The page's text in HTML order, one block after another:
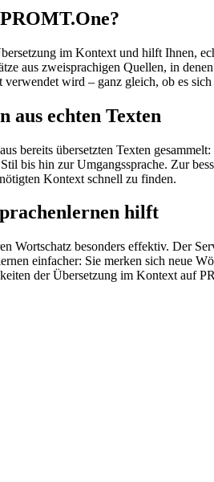
im Kontext und hilft Ihnen,
aus zweisprachigen Quellen, in
wird – ganz gleich, ob es
aus echten Texten
bereits übersetzten Texten
bis hin zur Umgangssprache. Zur
Kontext schnell zu finden.
hilft
Wortschatz besonders effektiv. Der
einfacher: Sie merken sich neue
der Übersetzung im Kontext auf